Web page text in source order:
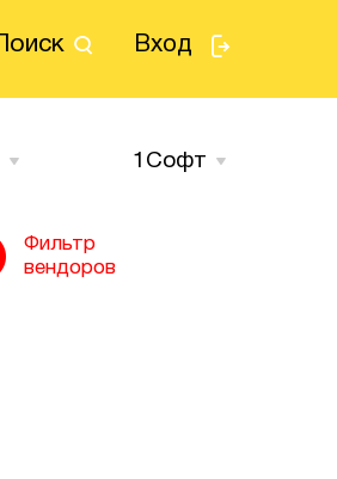
Поиск Вход
1Cофт
Фильтр
вендоров